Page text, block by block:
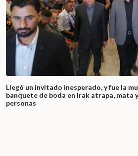
Llegó un invitado inesperado, y fue la
banquete de boda en Irak atrapa, mata
personas